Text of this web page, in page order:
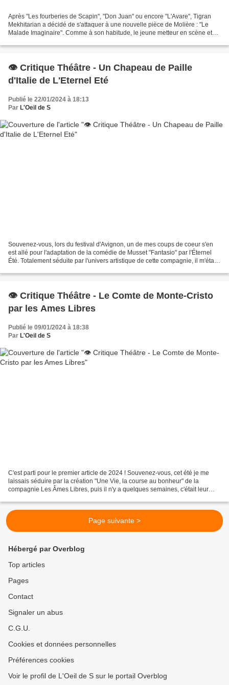
Après "Les fourberies de Scapin", "Don Juan" ou encore "L'Avare", Tigran
Mekhitarian a décidé de s'attaquer à une nouvelle pièce de Molière : "Le
Malade Imaginaire". Comme à son habitude, le jeune metteur en scène et
👁️ Critique Théâtre - Un Chapeau de Paille
d'Italie de L'Eternel Eté
Publié le 22/01/2024 à 18:13
Par L'Oeil de S
Souvenez-vous, lors du festival d'Avignon, un de mes coups de coeur s'en
est allé pour l'adaptation de la comédie de Musset "Fantasio" par l'Éternel
Été. Totalement séduite par l'univers artistique de cette compagnie, il m'était
👁️ Critique Théâtre - Le Comte de Monte-Cristo
par les Ames Libres
Publié le 09/01/2024 à 18:38
Par L'Oeil de S
C'est parti pour le premier article de 2024 ! Souvenez-vous, cet été je me
laissais séduire par la création "Une Vie, la course au bonheur" de la
compagnie Les Âmes Libres, puis il n'y a quelques semaines, c'était leur
Page suivante >
Hébergé par Overblog
Top articles
Pages
Contact
Signaler un abus
C.G.U.
Cookies et données personnelles
Préférences cookies
Voir le profil de L'Oeil de S sur le portail Overblog